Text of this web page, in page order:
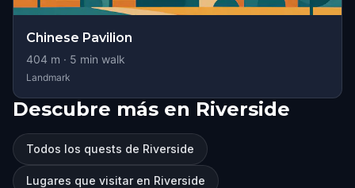
Chinese Pavilion
404 m · 5 min walk
Landmark
Descubre más en Riverside
Todos los quests de Riverside
Lugares que visitar en Riverside